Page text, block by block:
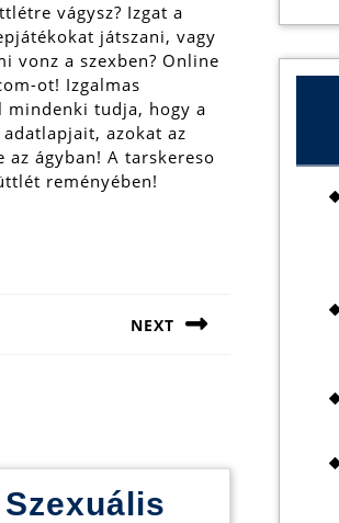
vágysz? Izgat a
játszani, vagy
vonz a szexben? Online
ot! Izgalmas
mindenki tudja, hogy a
azokat az
ágyban! A tarskereso
reményében!
NEXT
Szexuális